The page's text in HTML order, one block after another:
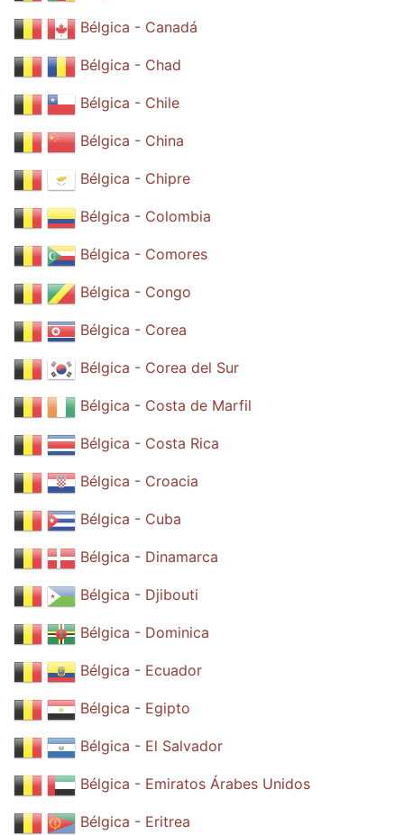
Bélgica - Canadá
Bélgica - Chad
Bélgica - Chile
Bélgica - China
Bélgica - Chipre
Bélgica - Colombia
Bélgica - Comores
Bélgica - Congo
Bélgica - Corea
Bélgica - Corea del Sur
Bélgica - Costa de Marfil
Bélgica - Costa Rica
Bélgica - Croacia
Bélgica - Cuba
Bélgica - Dinamarca
Bélgica - Djibouti
Bélgica - Dominica
Bélgica - Ecuador
Bélgica - Egipto
Bélgica - El Salvador
Bélgica - Emiratos Árabes Unidos
Bélgica - Eritrea